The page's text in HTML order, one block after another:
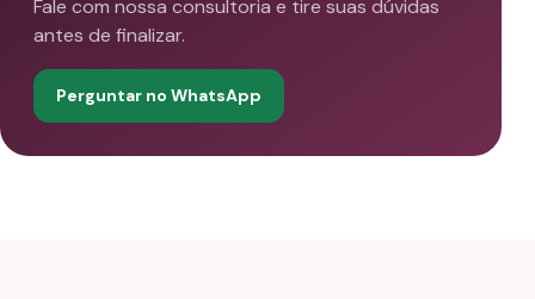
Fale com nossa consultoria e tire suas dúvidas
antes de finalizar.
Perguntar no WhatsApp